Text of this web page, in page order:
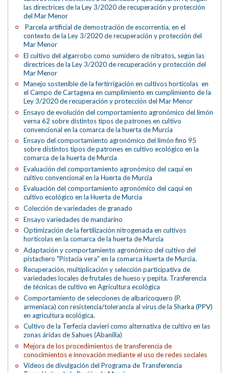
las directrices de la Ley 3/2020 de recuperación y protección
del Mar Menor
Parcela artificial de demostración de escorrentía, en el
contexto de la Ley 3/2020 de recuperación y protección del
Mar Menor
El cultivo del algarrobo como sumidero de nitratos, según las
directrices de la Ley 3/2020 de recuperación y protección del
Mar Menor
Manejo sostenible de la fertirrigación en cultivos hortícolas en
el Campo de Cartagena en cumplimiento en cumplimiento de la
Ley 3/2020 de recuperación y protección del Mar Menor
Ensayo de evolución del comportamiento agronómico del limón
verna 62 sobre distintos tipos de patrones en cultivo
convencional en la comarca de la huerta de Murcia
Ensayo del comportamiento agronómico del limón fino 95
sobre distintos tipos de patrones en cultivo ecológico en la
comarca de la huerta de Murcia
Evaluación del comportamiento agronómico del caqui en
cultivo convencional en la Huerta de Murcia
Evaluación del comportamiento agronómico del caqui en
cultivo ecológico en la Huerta de Murcia
Colección de variedades de granado
Ensayo variedades de mandarino
Optimización de la fertilización nitrogenada en cultivos
hortícolas en la comarca de la huerta de Murcia
Adaptación y comportamiento agronómico del cultivo del
pistachero "Pistacia vera" en la comarca Huerta de Murcia.
Recuperación, multiplicación y selección participativa de
variedades locales de frutales de hueso y pepita. Trasferencia
de técnicas de cultivo en Agricultura ecológica
Comportamiento de selecciones de albaricoquero (P.
armeniaca) con resistencia/tolerancia al virus de la Sharka (PPV)
en agricultura ecológica.
Cultivo de la Terfecia clavieri como alternativa de cultivo en las
zonas áridas de Sahues (Abanilla)
Mejora de los procedimientos de transferencia de
conocimientos e innovación mediante el uso de redes sociales
Vídeos de divulgación del Programa de Transferencia